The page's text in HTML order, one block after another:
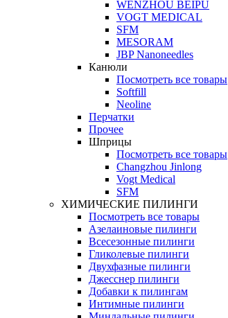
WENZHOU BEIPU
VOGT MEDICAL
SFM
MESORAM
JBP Nanoneedles
Канюли
Посмотреть все товары
Softfill
Neoline
Перчатки
Прочее
Шприцы
Посмотреть все товары
Changzhou Jinlong
Vogt Medical
SFM
ХИМИЧЕСКИЕ ПИЛИНГИ
Посмотреть все товары
Азелаиновые пилинги
Всесезонные пилинги
Гликолевые пилинги
Двухфазные пилинги
Джесснер пилинги
Добавки к пилингам
Интимные пилинги